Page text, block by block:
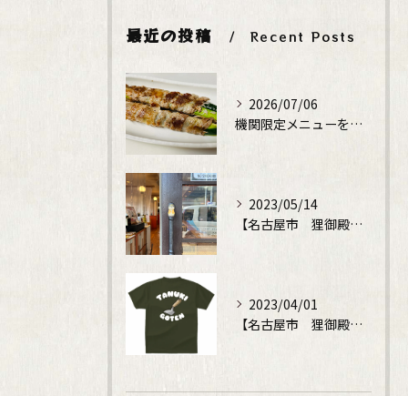
最近の投稿 Recent Posts
2026/07/06
機関限定メニューをレギュラーメニューに！
2023/05/14
【名古屋市 狸御殿】鉄板焼でディナータイム
2023/04/01
【名古屋市 狸御殿】鉄板焼でディナータイム